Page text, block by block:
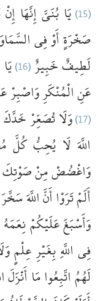
(15) يَا بُنَيَّإِنَّهَا إِنْ
صَخْرَةٍأَوْفِي
لَطِيفٌخَبِيرٌ(16)
عَنِالْمُنْكَرِوَاصْبِرْ
(17) وَلَاتُصَعِّرْخَدَّكَ
اللَّهَ لَا يُحِبُّ كُلَّ
وَاغْضُضْمِنْصَوْتِكَ
أَلَمْتَرَوْاأَنَّاللَّهَسَخَّرَ
وَأَسْبَغَعَلَيْكُمْنِعَمَهُ
فِياللَّهِبِغَيْرِعِلْمٍ
لَهُمُاتَّبِعُوامَاأَنْزَلَ